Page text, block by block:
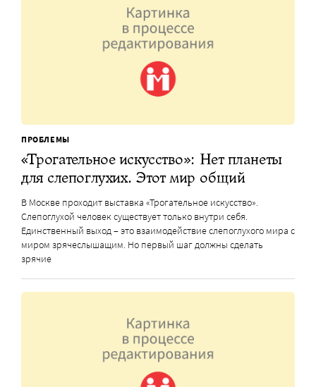
ПРОБЛЕМЫ
«Трогательное искусство»: Нет планеты
для слепоглухих. Этот мир общий
В Москве проходит выставка «Трогательное искусство».
Слепоглухой человек существует только внутри себя.
Единственный выход – это взаимодействие слепоглухого мира с
миром зрячеслышащим. Но первый шаг должны сделать
зрячие